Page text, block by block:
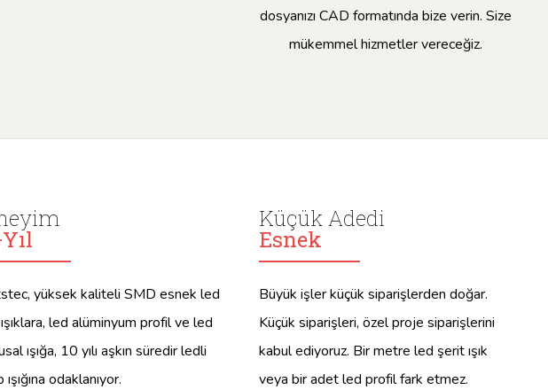
dosyanızı CAD formatında bize verin. Size
mükemmel hizmetler vereceğiz.
yüksek kaliteli SMD esnek led
led alüminyum profil ve led
ışığa, 10 yılı aşkın süredir ledli
odaklanıyor.
Küçük Adedi
Esnek
Büyük işler küçük siparişlerden doğar.
Küçük siparişleri, özel proje siparişlerini
kabul ediyoruz. Bir metre led şerit ışık
veya bir adet led profil fark etmez.